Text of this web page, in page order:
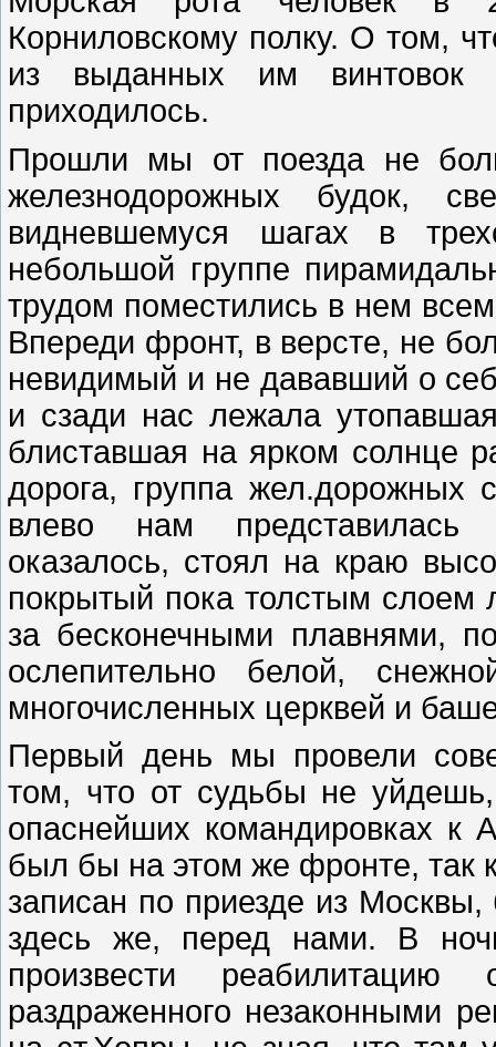
Корниловскому полку. О том,
из выданных им винтовок
приходилось.
Прошли мы от поезда не
железнодорожных будок,
видневшемуся шагах в
небольшой группе
трудом поместились в нем
Впереди фронт, в версте, не
невидимый и не дававший о
и сзади нас лежала
блиставшая на ярком солнце
дорога, группа жел.дорожных
влево нам представилась
оказалось, стоял на краю
покрытый пока толстым слоем
за бесконечными плавнями,
ослепительно белой,
многочисленных церквей и
Первый день мы провели
том, что от судьбы не
опаснейших командировках к
был бы на этом же фронте, так
записан по приезде из
здесь же, перед нами. В
произвести
раздраженного незаконными